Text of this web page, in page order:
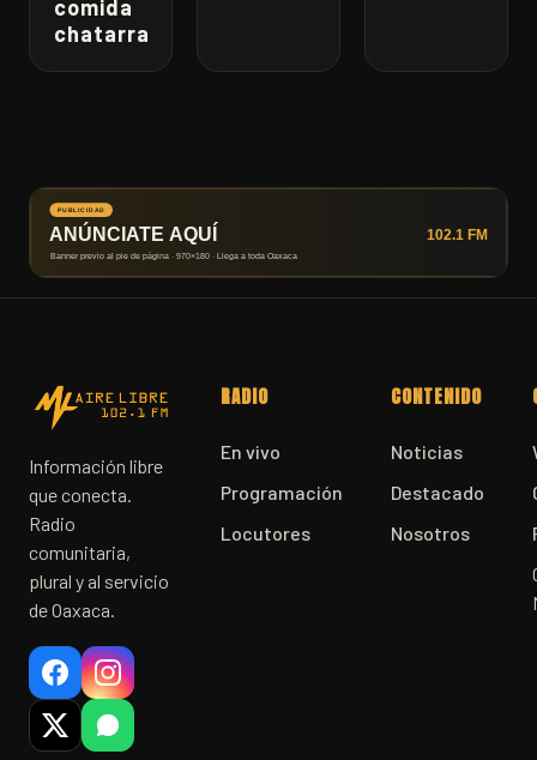
comida
chatarra
Información libre
que conecta.
Radio
comunitaria,
plural y al servicio
de Oaxaca.
RADIO
En vivo
Programación
Locutores
CONTENIDO
Noticias
Destacado
Nosotros